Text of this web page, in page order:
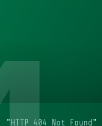
" HTTP 404 Not Found "